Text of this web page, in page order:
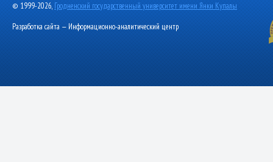
© 1999-2026, Гродненский государственный университет имени Янки Купалы
Разработка сайта — Информационно-аналитический центр